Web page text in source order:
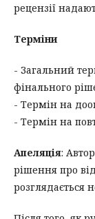
рецензії
Терміни
- Загальний
фінального
- Термін на
- Термін на
Апеляція:
рішення про
розглядається